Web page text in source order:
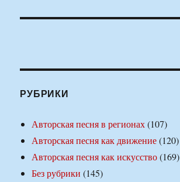
РУБРИКИ
Авторская песня в регионах(107)
Авторская песня как движение(120)
Авторская песня как искусство(169)
Без рубрики (145)